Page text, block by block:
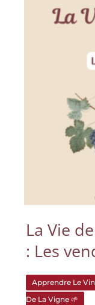
La Vie
: Les
Apprendre Le
De La Vigne 🌱